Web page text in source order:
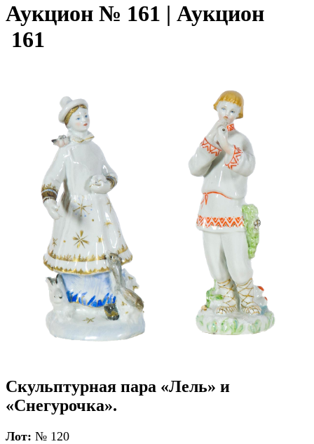
Аукцион № 161 | Аукцион
161
Скульптурная пара «Лель» и
«Снегурочка».
Лот: № 120